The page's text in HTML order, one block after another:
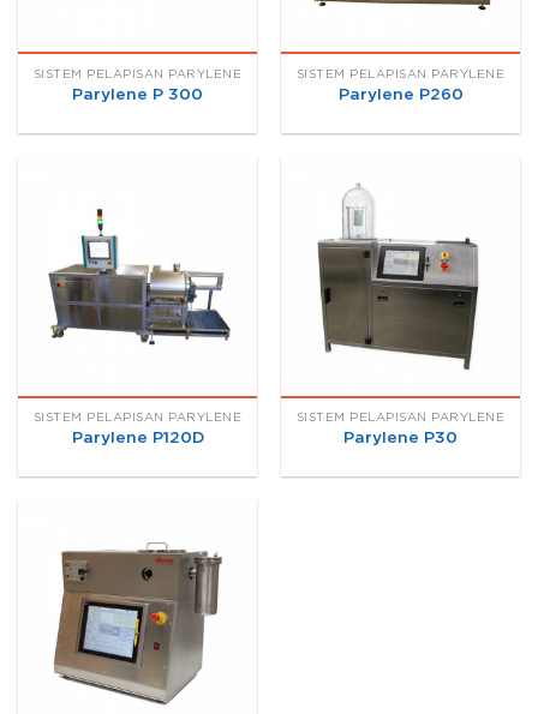
SISTEM PELAPISAN PARYLENE
Parylene P 300
SISTEM PELAPISAN PARYLENE
Parylene P260
SISTEM PELAPISAN PARYLENE
Parylene P120D
SISTEM PELAPISAN PARYLENE
Parylene P30